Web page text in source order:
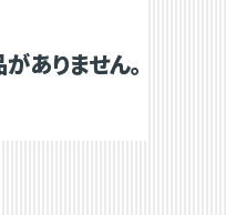
ありません。